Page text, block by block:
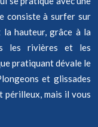
consiste à surfer sur
hauteur, grâce à la
les rivières et les
pratiquant dévale le
et glissades
périlleux, mais il vous